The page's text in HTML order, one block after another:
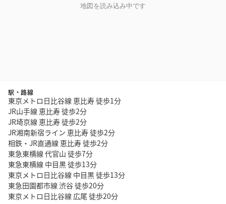
地図を読み込み中です
駅・路線
東京メトロ日比谷線 恵比寿 徒歩1分
JR山手線 恵比寿 徒歩2分
JR埼京線 恵比寿 徒歩2分
JR湘南新宿ライン 恵比寿 徒歩2分
相鉄・JR直通線 恵比寿 徒歩2分
東急東横線 代官山 徒歩7分
東急東横線 中目黒 徒歩13分
東京メトロ日比谷線 中目黒 徒歩13分
東急田園都市線 渋谷 徒歩20分
東京メトロ日比谷線 広尾 徒歩20分